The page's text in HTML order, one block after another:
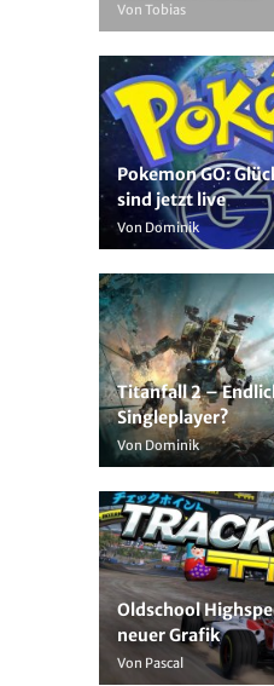
Von Tobias
Pokemon GO:
sind jetzt live
Von Dominik
Titanfall 2 –
Singleplayer?
Von Dominik
Oldschool
neuer Grafik
Von Pascal